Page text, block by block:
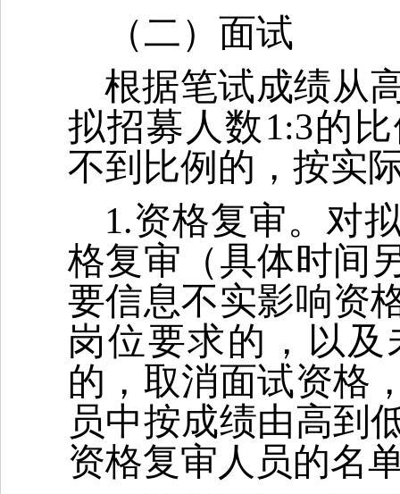
（二）面试
根据笔试成绩从
拟招募人数1:3的
不到比例的，按实
1.资格复审。对
格复审（具体时间
要信息不实影响资
岗位要求的，以
的，取消面试资格
员中按成绩由高到
资格复审人员的名